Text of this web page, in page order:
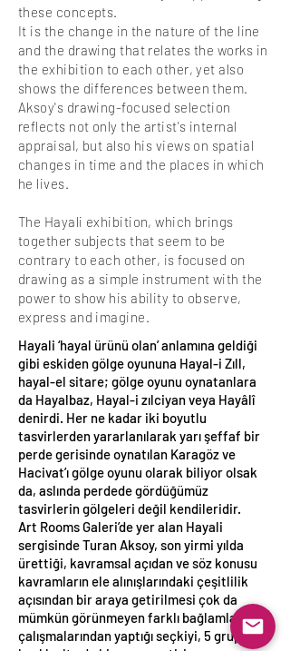
these concepts.
It is the change in the nature of the line
and the drawing that relates the works in
the exhibition to each other, yet also
shows the differences between them.
Aksoy's drawing-focused selection
reflects not only the artist's internal
appraisal, but also his views on spatial
changes in time and the places in which
he lives.
The Hayali exhibition, which brings
together subjects that seem to be
contrary to each other, is focused on
drawing as a simple instrument with the
power to show his ability to observe,
express and imagine.
Hayali ‘hayal ürünü olan’ anlamına geldiği
gibi eskiden gölge oyununa Hayal-i Zıll,
hayal-el sitare; gölge oyunu oynatanlara
da Hayalbaz, Hayal-i zılciyan veya Hayâlî
denirdi. Her ne kadar iki boyutlu
tasvirlerden yararlanılarak yarı şeffaf bir
perde gerisinde oynatılan Karagöz ve
Hacivat’ı gölge oyunu olarak biliyor olsak
da, aslında perdede gördüğümüz
tasvirlerin gölgeleri değil kendileridir.
Art Rooms Galeri’de yer alan Hayali
sergisinde Turan Aksoy, son yirmi yılda
ürettiği, kavramsal açıdan ve söz konusu
kavramların ele alınışlarındaki çeşitlilik
açısından bir araya getirilmesi çok da
mümkün görünmeyen farklı bağlamlardaki
çalışmalarından yaptığı seçkiyi, 5 grup ve 15